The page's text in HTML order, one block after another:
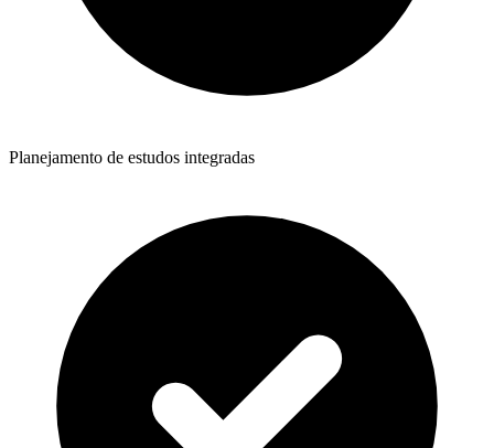
Planejamento de estudos integradas